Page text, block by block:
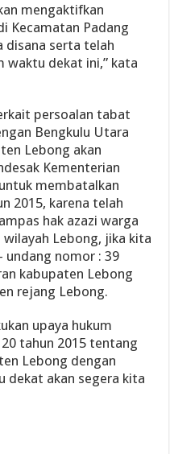
mengaktifkan
Kecamatan Padang
disana serta telah
waktu dekat ini,” kata
persoalan tabat
Bengkulu Utara
Lebong akan
Kementerian
membatalkan
2015, karena telah
hak azazi warga
Lebong, jika kita
undang nomor : 39
kabupaten Lebong
rejang Lebong.
upaya hukum
tahun 2015 tentang
Lebong dengan
dekat akan segera kita